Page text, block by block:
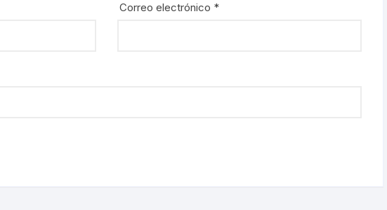
Correo electrónico *